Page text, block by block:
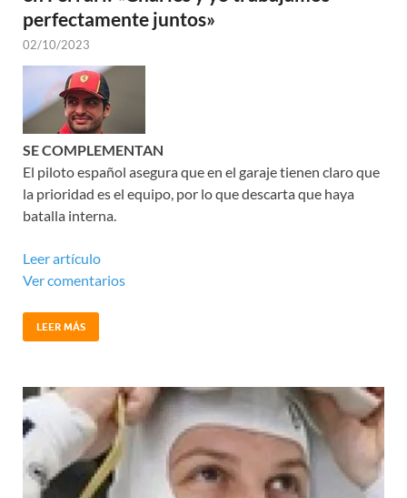
perfectamente juntos»
02/10/2023
SE COMPLEMENTAN
El piloto español asegura que en el garaje tienen claro que
la prioridad es el equipo, por lo que descarta que haya
batalla interna.
Leer artículo
Ver comentarios
LEER MÁS